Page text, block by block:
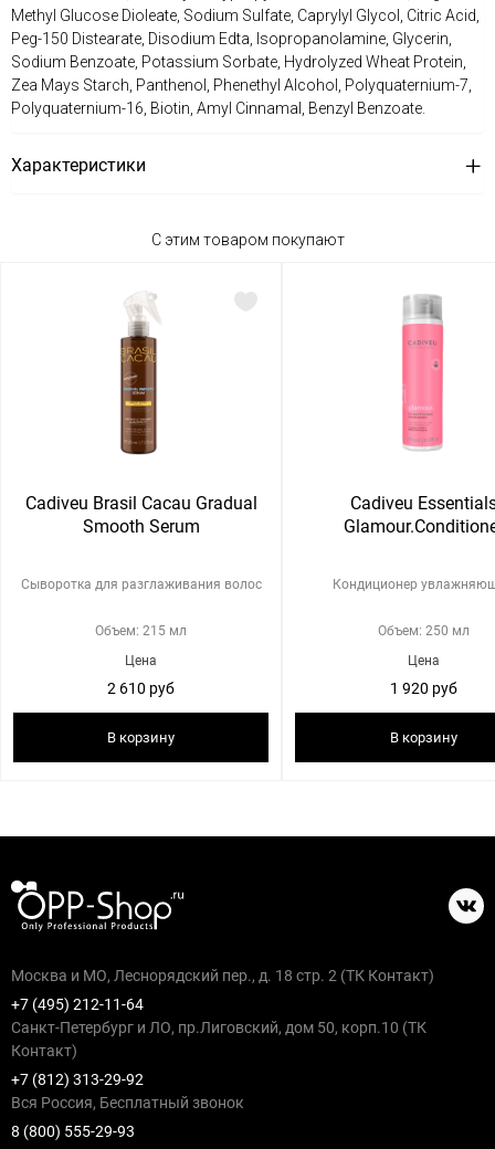
Methyl Glucose Dioleate, Sodium Sulfate, Caprylyl Glycol, Citric Acid,
Peg-150 Distearate, Disodium Edta, Isopropanolamine, Glycerin,
Sodium Benzoate, Potassium Sorbate, Hydrolyzed Wheat Protein,
Zea Mays Starch, Panthenol, Phenethyl Alcohol, Polyquaternium-7,
Polyquaternium-16, Biotin, Amyl Cinnamal, Benzyl Benzoate.
Характеристики
С этим товаром покупают
Cadiveu Brasil Cacau Gradual
Smooth Serum
Сыворотка для разглаживания волос
Объем: 215 мл
Цена
2 610 руб
В корзину
Cadiveu
Кондиционер
Объем: 250 мл
Цена
1 920 руб
В корзину
Москва и МО, Леснорядский пер., д. 18 стр. 2 (ТК Контакт)
+7 (495) 212-11-64
Санкт-Петербург и ЛО, пр.Лиговский, дом 50, корп.10 (ТК
Контакт)
+7 (812) 313-29-92
Вся Россия, Бесплатный звонок
8 (800) 555-29-93